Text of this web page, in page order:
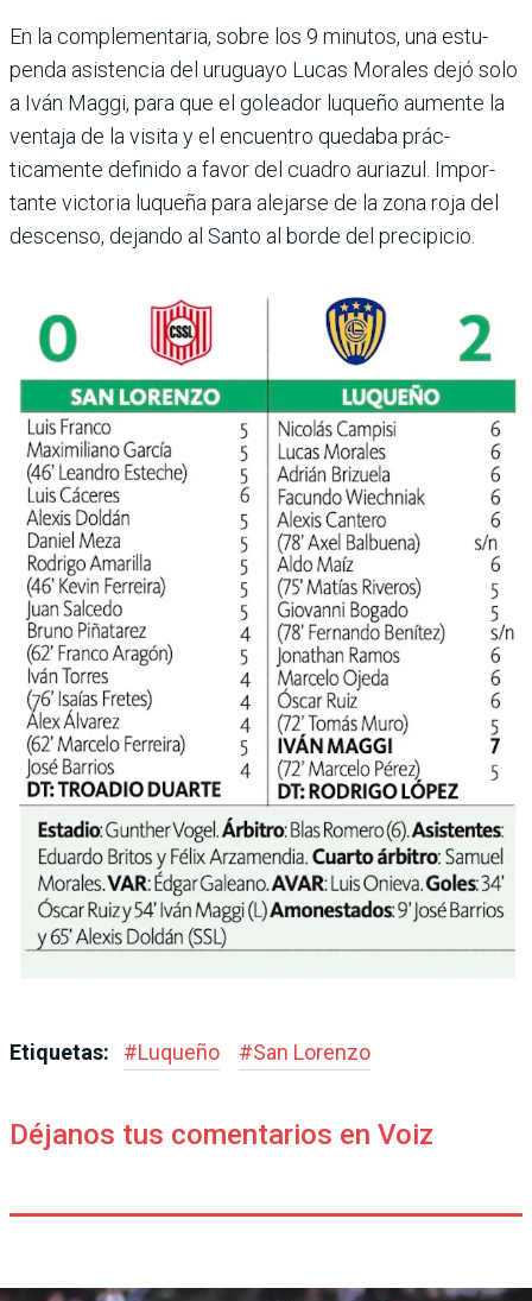
En la complementaria, sobre los 9 minutos, una estu­
penda asistencia del uru­guayo Lucas Morales dejó solo
a Iván Maggi, para que el goleador luqueño aumente la
ventaja de la visita y el encuentro quedaba prác­
ticamente definido a favor del cuadro auriazul. Impor­
tante victoria luqueña para alejarse de la zona roja del
descenso, dejando al Santo al borde del precipicio.
Etiquetas: #Luqueño #San Lorenzo
Déjanos tus comentarios en Voiz